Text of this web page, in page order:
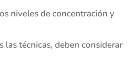
niveles de concentración y
las técnicas, deben considerar